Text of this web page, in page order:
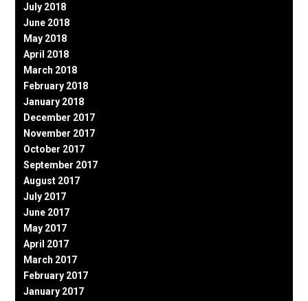
July 2018
June 2018
May 2018
April 2018
March 2018
February 2018
January 2018
December 2017
November 2017
October 2017
September 2017
August 2017
July 2017
June 2017
May 2017
April 2017
March 2017
February 2017
January 2017